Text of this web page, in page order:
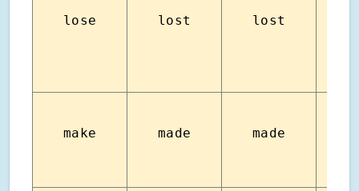
lose lost lost
make made made